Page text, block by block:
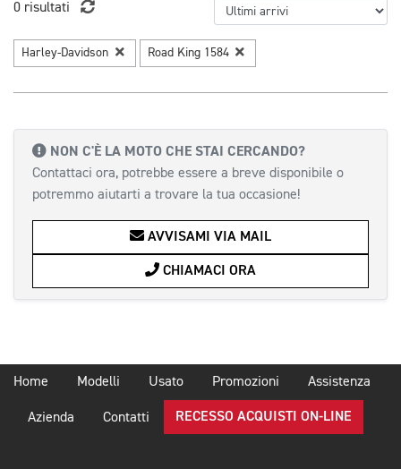
0 risultati
Harley-Davidson Road King 1584
NON C'È LA MOTO CHE STAI CERCANDO?
Contattaci ora, potrebbe essere a breve disponibile o
potremmo aiutarti a trovare la tua occasione!
AVVISAMI VIA MAIL
CHIAMACI ORA
Home Modelli Usato Promozioni Assistenza
Azienda Contatti RECESSO ACQUISTI ON-LINE